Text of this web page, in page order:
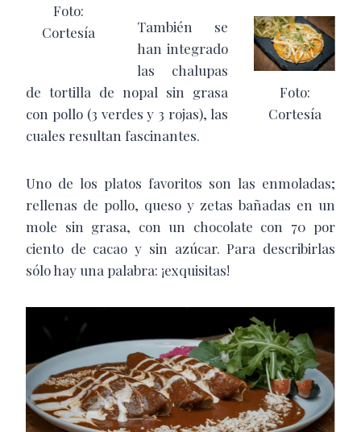
Foto:
Cortesía
Foto:
Cortesía
También se
han integrado
las chalupas
de tortilla de nopal sin grasa
con pollo (3 verdes y 3 rojas), las
cuales resultan fascinantes.
Uno de los platos favoritos son las enmoladas;
rellenas de pollo, queso y zetas bañadas en un
mole sin grasa, con un chocolate con 70 por
ciento de cacao y sin azúcar. Para describirlas
sólo hay una palabra: ¡exquisitas!